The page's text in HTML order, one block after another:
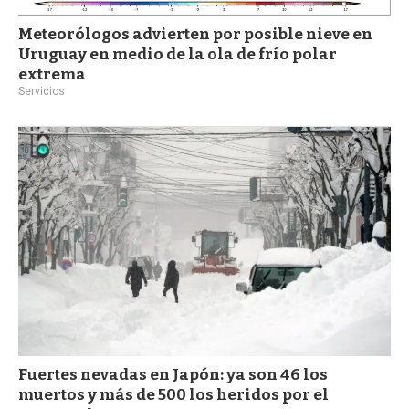
Meteorólogos advierten por posible nieve en
Uruguay en medio de la ola de frío polar
extrema
Servicios
Fuertes nevadas en Japón: ya son 46 los
muertos y más de 500 los heridos por el